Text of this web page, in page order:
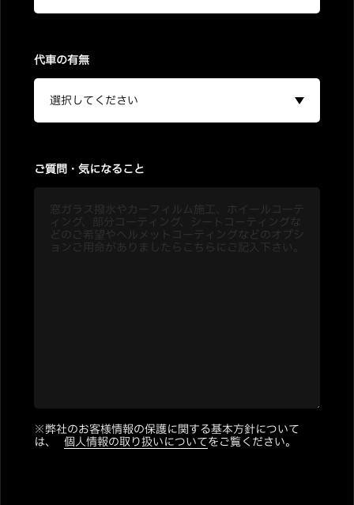
代車の有無
ご質問・気になること
※弊社のお客様情報の保護に関する基本方針について
は、
個人情報の取り扱いについてをご覧ください。